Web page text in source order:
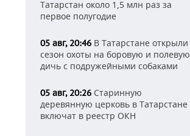
Татарстан около 1,5 млн раз за
первое полугодие
05 авг, 20:46 В Татарстане открыли
сезон охоты на боровую и полевую
дичь с подружейными собаками
05 авг, 20:26 Старинную
деревянную церковь в Татарстане
включат в реестр ОКН